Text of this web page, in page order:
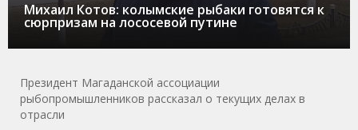
Михаил Котов: колымские рыбаки готовятся к
сюрпризам на лососевой путине
Президент Магаданской ассоциации
рыбопромышленников рассказал о текущих делах в
отрасли